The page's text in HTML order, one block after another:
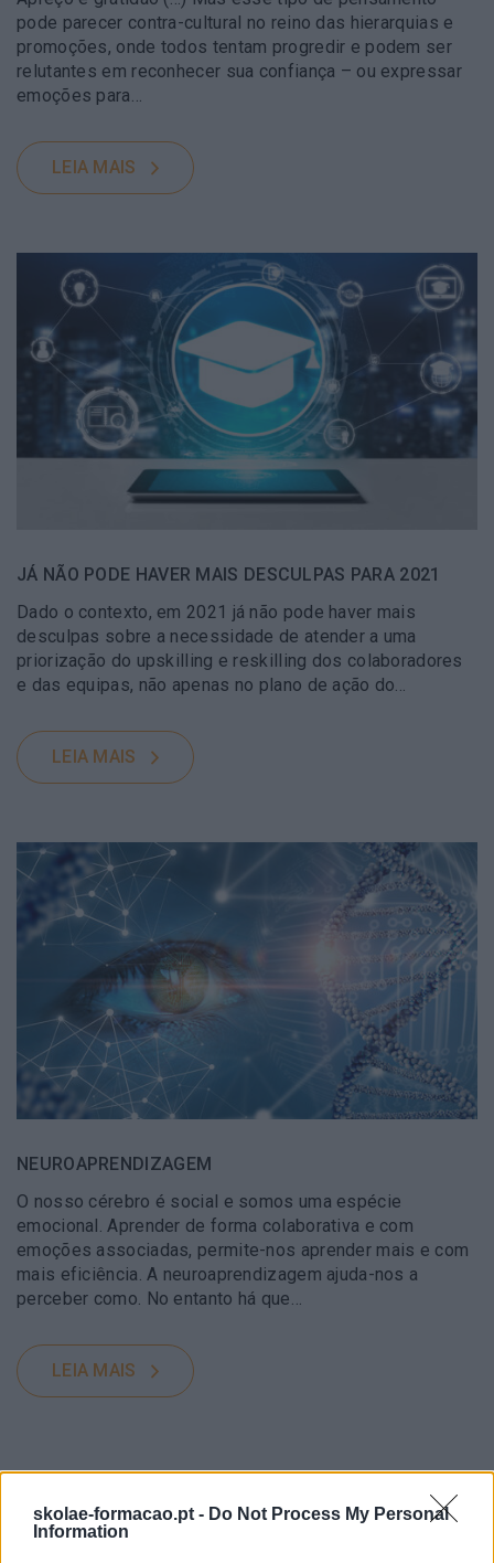
skolae-formacao.pt - Do Not Process My Personal
Information
pode parecer contra-cultural no reino das hierarquias e
promoções, onde todos tentam progredir e podem ser
relutantes em reconhecer sua confiança – ou expressar
emoções para…
LEIA MAIS
JÁ NÃO PODE HAVER MAIS DESCULPAS PARA 2021
Dado o contexto, em 2021 já não pode haver mais
desculpas sobre a necessidade de atender a uma
priorização do upskilling e reskilling dos colaboradores
e das equipas, não apenas no plano de ação do…
LEIA MAIS
NEUROAPRENDIZAGEM
O nosso cérebro é social e somos uma espécie
emocional. Aprender de forma colaborativa e com
emoções associadas, permite-nos aprender mais e com
mais eficiência. A neuroaprendizagem ajuda-nos a
perceber como. No entanto há que…
LEIA MAIS